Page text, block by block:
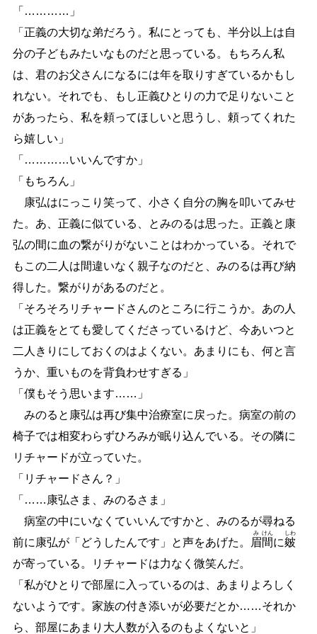
「 … … … … 」
「正義の大切な弟だろう。私にとっても、半分以上は自
分の子どもみたいなものだと思っている。もちろん私
は、君のお父さんになるには年を取りすぎているかもし
れない。それでも、もし正義ひとりの力で足りないこと
があったら、私を頼ってほしいと思うし、頼ってくれた
ら嬉しい」
「 … … … …いいんですか」
「もちろん」
康弘はにっこり笑って、小さく自分の胸を叩いてみせ
た。あ、正義に似ている、とみのるは思った。正義と康
弘の間に血の繋がりがないことはわかっている。それで
もこの二人は間違いなく親子なのだと、みのるは再び納
得した。繋がりがあるのだと。
「そろそろリチャードさんのところに行こうか。あの人
は正義をとても愛してくださっているけど、今あいつと
二人きりにしておくのはよくない。あまりにも、何と言
うか、重いものを背負わせすぎる」
「僕もそう思います… … 」
みのると康弘は再び集中治療室に戻った。病室の前の
椅子では相変わらずひろみが眠り込んでいる。その隣に
リチャードが立っていた。
「リチャードさん？」
「 … … 康弘さま、みのるさま」
病室の中にいなくていいんですかと、みのるが尋ねる
前に康弘が「どうしたんです」と声をあげた。
眉
み
間
けん
に皴
しわ
が寄っている。リチャードは力なく微笑んだ。
「私がひとりで部屋に入っているのは、あまりよろしく
ないようです。家族の付き添いが必要だとか… …それか
ら、部屋にあまり大人数が入るのもよくないと」